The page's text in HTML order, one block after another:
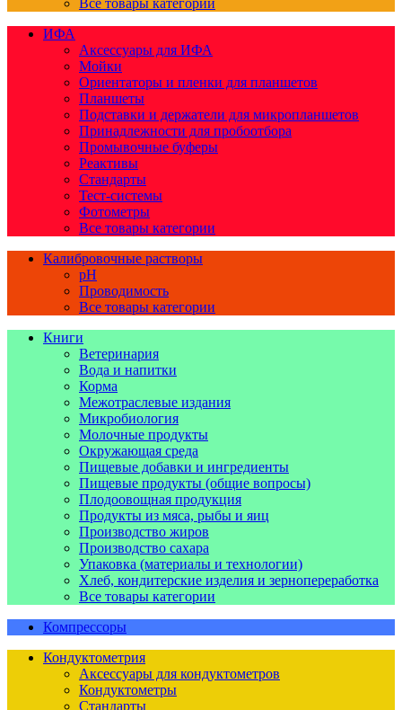
Все товары категории
ИФА
Аксессуары для ИФА
Мойки
Ориентаторы и пленки для планшетов
Планшеты
Подставки и держатели для микропланшетов
Принадлежности для пробоотбора
Промывочные буферы
Реактивы
Стандарты
Тест-системы
Фотометры
Все товары категории
Калибровочные растворы
pH
Проводимость
Все товары категории
Книги
Ветеринария
Вода и напитки
Корма
Межотраслевые издания
Микробиология
Молочные продукты
Окружающая среда
Пищевые добавки и ингредиенты
Пищевые продукты (общие вопросы)
Плодоовощная продукция
Продукты из мяса, рыбы и яиц
Производство жиров
Производство сахара
Упаковка (материалы и технологии)
Хлеб, кондитерские изделия и зернопереработка
Все товары категории
Компрессоры
Кондуктометрия
Аксессуары для кондуктометров
Кондуктометры
Стандарты